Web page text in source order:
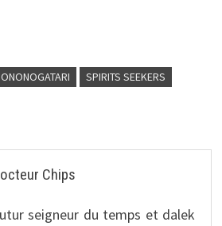
SPIRITS SEEKERS
Chips
seigneur du temps et dalek